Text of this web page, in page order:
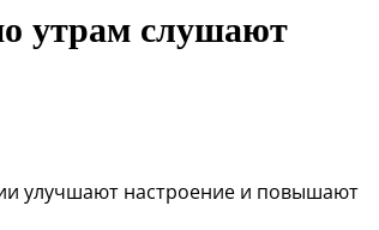
утрам слушают
улучшают настроение и повышают